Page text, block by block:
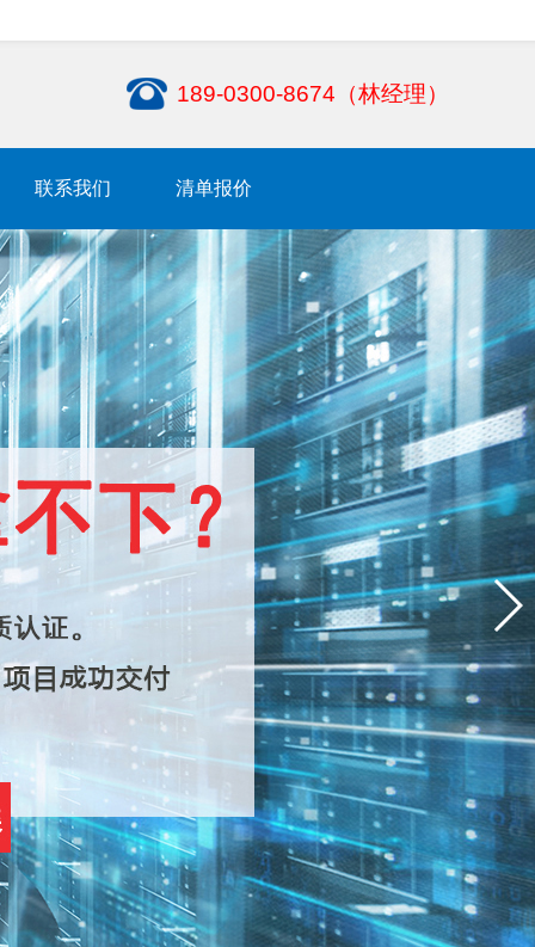
189-0300-8674（林经理）
联系我们 清单报价